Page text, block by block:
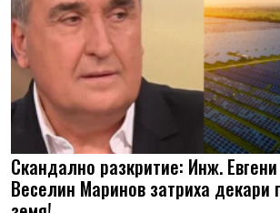
Скандално разкритие: Инж.
Веселин Маринов затриха декари